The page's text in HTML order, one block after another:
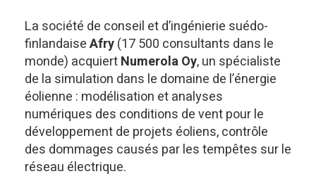
La société de conseil et d’ingénierie suédo-
finlandaiseAfry(17 500 consultants dans le
monde) acquiertNumerola Oy, un spécialiste
de la simulation dans le domaine de l’énergie
éolienne : modélisation et analyses
numériques des conditions de vent pour le
développement de projets éoliens, contrôle
des dommages causés par les tempêtes sur le
réseau électrique.